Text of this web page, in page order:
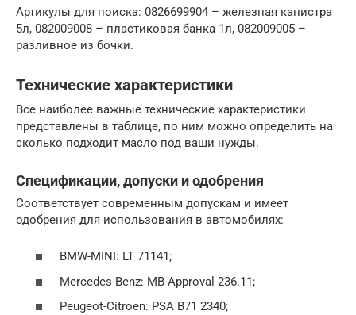
Артикулы для поиска: 0826699904 – железная канистра
5л, 082009008 – пластиковая банка 1л, 082009005 –
разливное из бочки.
Технические характеристики
Все наиболее важные технические характеристики
представлены в таблице, по ним можно определить на
сколько подходит масло под ваши нужды.
Спецификации, допуски и одобрения
Соответствует современным допускам и имеет
одобрения для использования в автомобилях:
BMW-MINI: LT 71141;
Mercedes-Benz: MB-Approval 236.11;
Peugeot-Citroen: PSA B71 2340;